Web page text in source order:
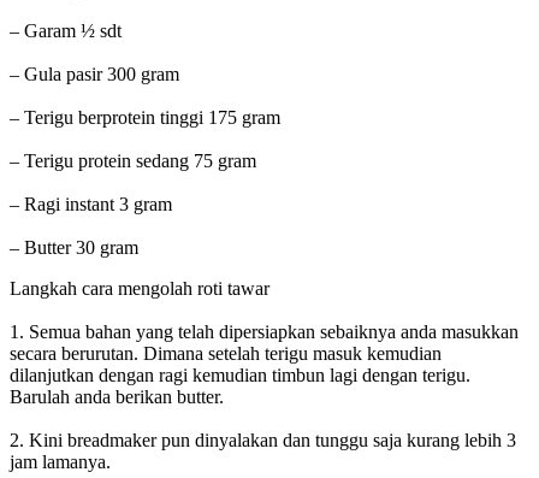
– Garam ½ sdt
– Gula pasir 300 gram
– Terigu berprotein tinggi 175 gram
– Terigu protein sedang 75 gram
– Ragi instant 3 gram
– Butter 30 gram
Langkah cara mengolah roti tawar
1. Semua bahan yang telah dipersiapkan sebaiknya anda masukkan
secara berurutan. Dimana setelah terigu masuk kemudian
dilanjutkan dengan ragi kemudian timbun lagi dengan terigu.
Barulah anda berikan butter.
2. Kini breadmaker pun dinyalakan dan tunggu saja kurang lebih 3
jam lamanya.